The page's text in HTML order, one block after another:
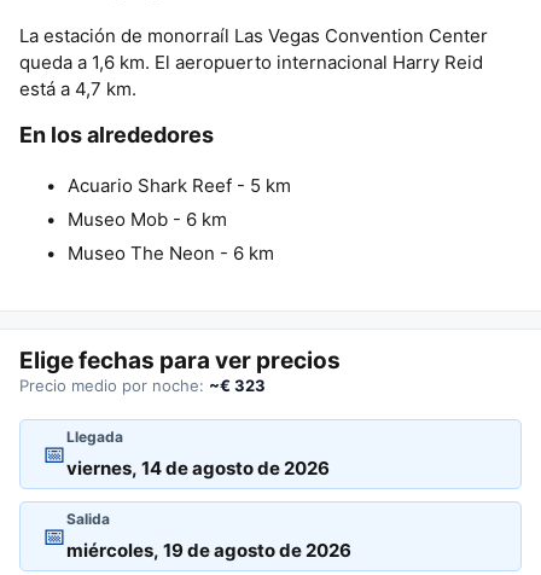
La estación de monorraíl Las Vegas Convention Center
queda a 1,6 km. El aeropuerto internacional Harry Reid
está a 4,7 km.
En los alrededores
Acuario Shark Reef - 5 km
Museo Mob - 6 km
Museo The Neon - 6 km
Elige fechas para ver precios
Precio medio por noche: ~€ 323
📅
Llegada
📅
Salida